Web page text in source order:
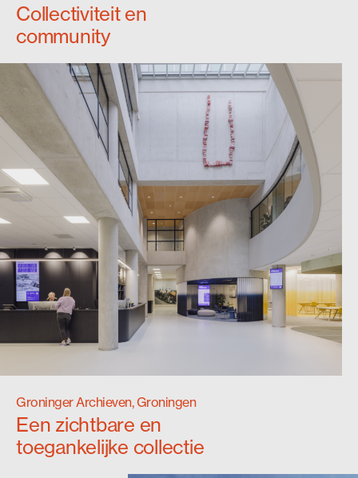
Collectiviteit en
community
Groninger Archieven, Groningen
Een zichtbare en
toegankelijke collectie